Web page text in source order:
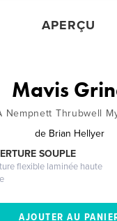
APERÇU
Mavis
Nempnett Thrubwell
de Brian Hellyer
SOUPLE
flexible laminée haute